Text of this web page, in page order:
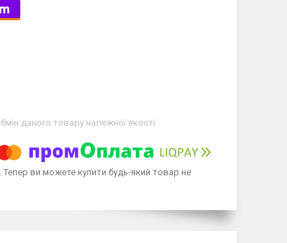
даного товару належної якості
Тепер ви можете купити будь-який товар не